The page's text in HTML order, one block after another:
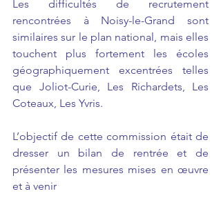
Les difficultés de recrutement
rencontrées à Noisy-le-Grand sont
similaires sur le plan national, mais elles
touchent plus fortement les écoles
géographiquement excentrées telles
que Joliot-Curie, Les Richardets, Les
Coteaux, Les Yvris.
L’objectif de cette commission était de
dresser un bilan de rentrée et de
présenter les mesures mises en œuvre
et à venir